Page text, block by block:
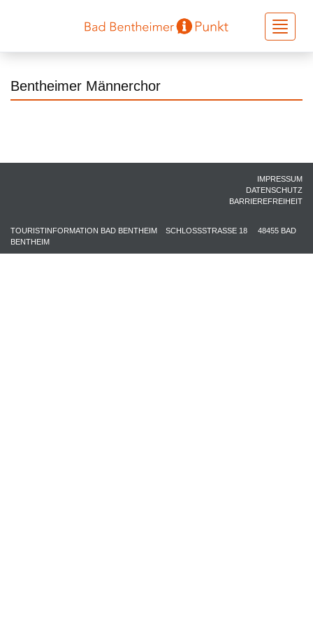
Toggle
Bentheimer Männerchor
IMPRESSUM
DATENSCHUTZ
BARRIEREFREIHEIT
TOURISTINFORMATION BAD BENTHEIM SCHLOSSSTRASSE 18 48455 BAD
BENTHEIM